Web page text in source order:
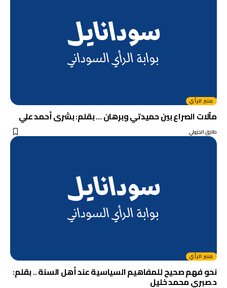
منبر الرأي
مآلات الصراع بين حميدتي وبرهان … بقلم: بشرى أحمد علي
طارق الجزولي
منبر الرأي
نحو فهم صحيح للمفاهيم السياسية عند أهل السنة .. بقلم:
د.صبري محمد خليل